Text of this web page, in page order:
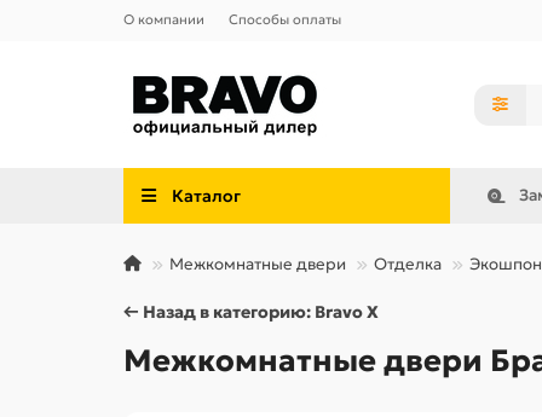
О компании Способы оплаты
Каталог
Межкомнатные двери Отделка Экошпон
← Назад в категорию: Bravo X
Межкомнатные двери